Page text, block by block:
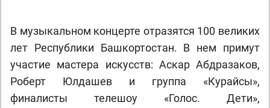
В музыкальном концерте отразятся 100 великих
лет Республики Башкортостан. В нем примут
участие мастера искусств: Аскар Абдразаков,
Роберт Юлдашев и группа «Курайсы»,
финалисты телешоу «Голос. Дети»,